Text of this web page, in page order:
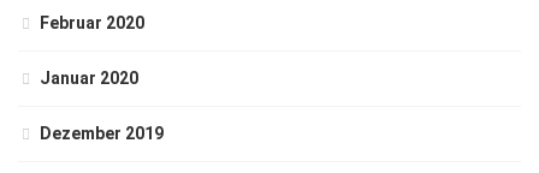
Februar 2020
Januar 2020
Dezember 2019